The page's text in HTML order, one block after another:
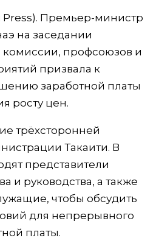
Press). Премьер-министр
на заседании
комиссии, профсоюзов и
призвала к
заработной платы
росту цен.
трёхсторонней
Такаити. В
представители
и руководства, а также
чтобы обсудить
для непрерывного
платы.